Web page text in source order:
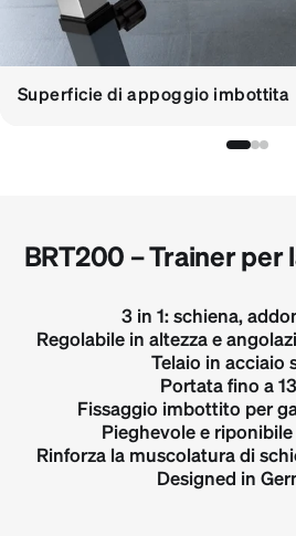
Superficie di appoggio imbottita
BRT200 – Trainer per
3 in 1: schiena,
Regolabile in altezza e
Telaio in acciaio
Portata fino a
Fissaggio imbottito per
Pieghevole e
Rinforza la muscolatura di
Designed in